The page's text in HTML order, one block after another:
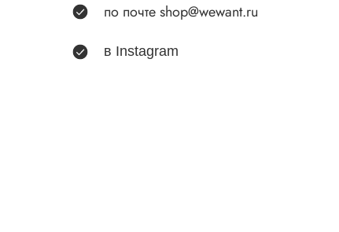
по почте shop@wewant.ru
в Instagram